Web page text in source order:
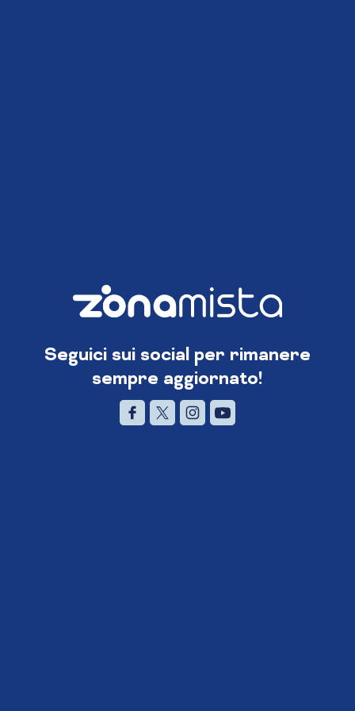
Seguici sui social per rimanere
sempre aggiornato!